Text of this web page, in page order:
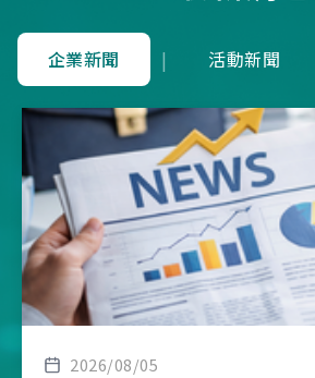
企業新聞 | 活動新聞
2026/08/05